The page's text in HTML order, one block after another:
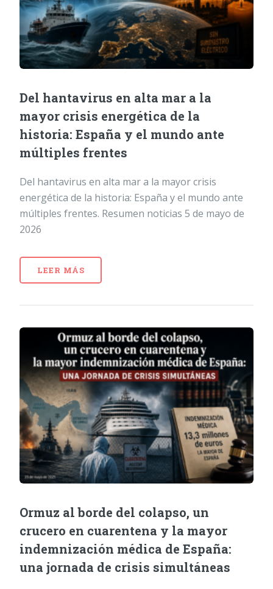
Del hantavirus en alta mar a la
mayor crisis energética de la
historia: España y el mundo ante
múltiples frentes
Del hantavirus en alta mar a la mayor crisis
energética de la historia: España y el mundo ante
múltiples frentes. Resumen noticias 5 de mayo de
2026
LEER MÁS
Ormuz al borde del colapso, un
crucero en cuarentena y la mayor
indemnización médica de España:
una jornada de crisis simultáneas